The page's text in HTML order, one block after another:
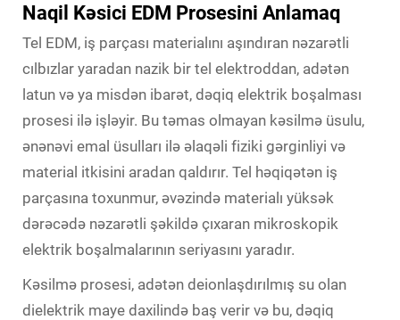
Naqil Kəsici EDM Prosesini Anlamaq
Tel EDM, iş parçası materialını aşındıran nəzarətli
cılbızlar yaradan nazik bir tel elektroddan, adətən
latun və ya misdən ibarət, dəqiq elektrik boşalması
prosesi ilə işləyir. Bu təmas olmayan kəsilmə üsulu,
ənənəvi emal üsulları ilə əlaqəli fiziki gərginliyi və
material itkisini aradan qaldırır. Tel həqiqətən iş
parçasına toxunmur, əvəzində materialı yüksək
dərəcədə nəzarətli şəkildə çıxaran mikroskopik
elektrik boşalmalarının seriyasını yaradır.
Kəsilmə prosesi, adətən deionlaşdırılmış su olan
dielektrik maye daxilində baş verir və bu, dəqiq